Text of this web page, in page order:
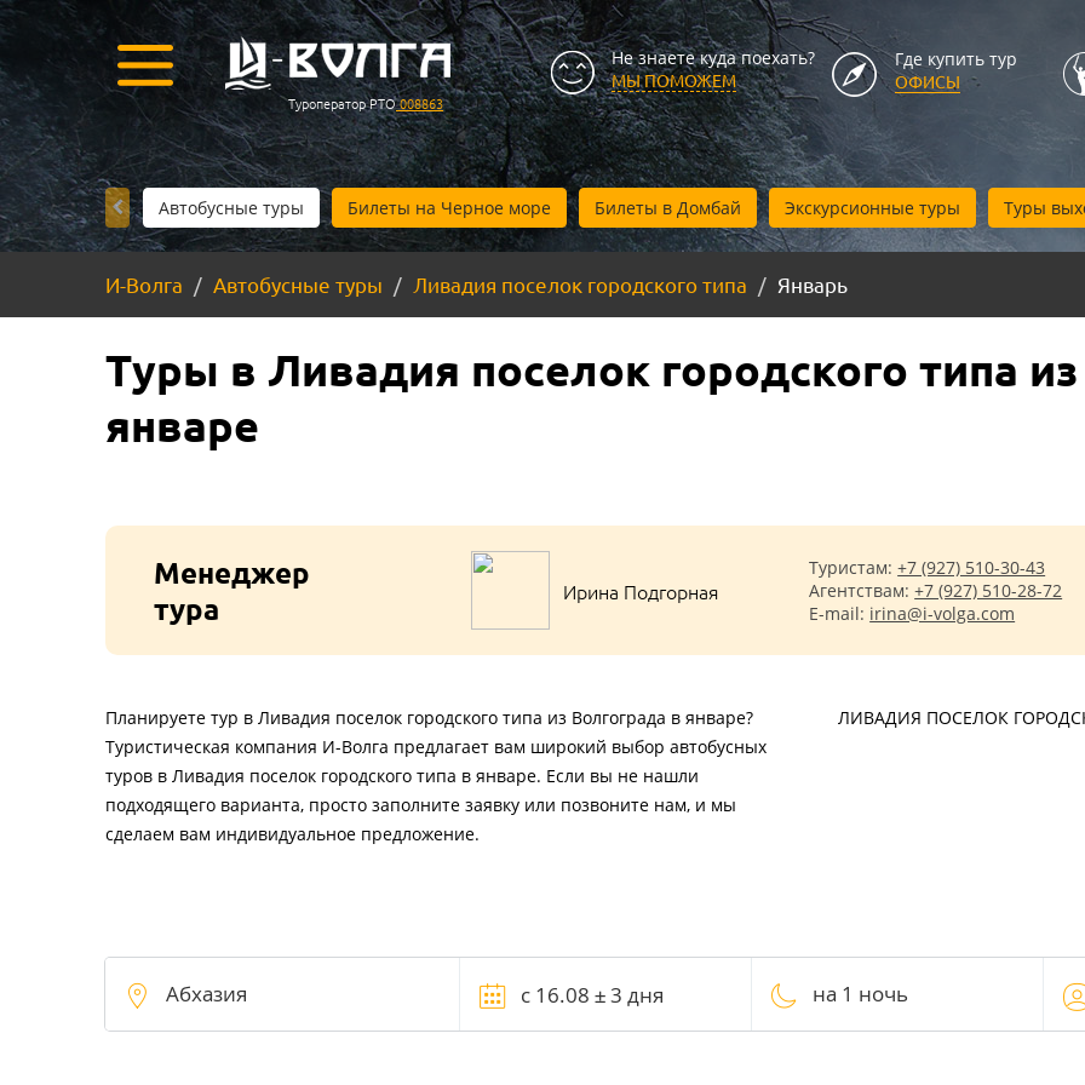
Туроператор РТО008863
Не знаете куда поехать?
МЫ ПОМОЖЕМ
Где купить тур
ОФИСЫ
Автобусные туры Билеты на Черное море Билеты в Домбай Экскурсионные туры Туры
И-Волга Автобусные туры Ливадия поселок городского типа Январь
Туры в Ливадия поселок городского типа
январе
Менеджер
тура
Ирина Подгорная
Туристам:+7 (927) 510-30-43
Агентствам:+7 (927) 510-28-72
E-mail: irina@i-volga.com
Планируете тур в Ливадия поселок городского типа из Волгограда в январе?
Туристическая компания И-Волга предлагает вам широкий выбор автобусных
туров в Ливадия поселок городского типа в январе. Если вы не нашли
подходящего варианта, просто заполните заявку или позвоните нам, и мы
сделаем вам индивидуальное предложение.
ЛИВАДИЯ ПОСЕЛОК
на 1 ночь